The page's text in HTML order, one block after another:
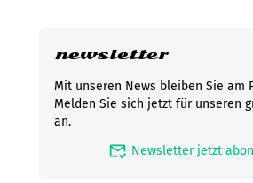
newsletter
Mit unseren News bleiben Sie am
Melden Sie sich jetzt für unseren
an.
mark_email_read Newsletter jetzt